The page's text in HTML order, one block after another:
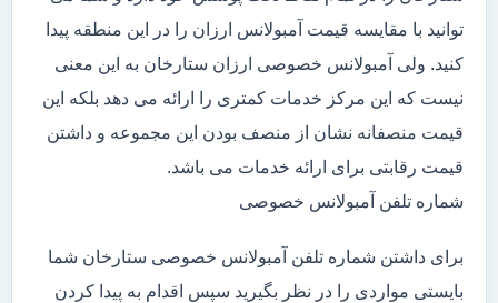
توانید با مقایسه قیمت آمبولانس ارزان را در این منطقه پیدا
کنید. ولی آمبولانس خصوصی ارزان ستارخان به این معنی
نیست که این مرکز خدمات کمتری را ارائه می دهد بلکه این
قیمت منصفانه نشان از منصف بودن این مجموعه و داشتن
قیمت رقابتی برای ارائه خدمات می باشد.
شماره تلفن آمبولانس خصوصی
برای داشتن شماره تلفن آمبولانس خصوصی ستارخان شما
بایستی مواردی را در نظر بگیرید سپس اقدام به پیدا کردن